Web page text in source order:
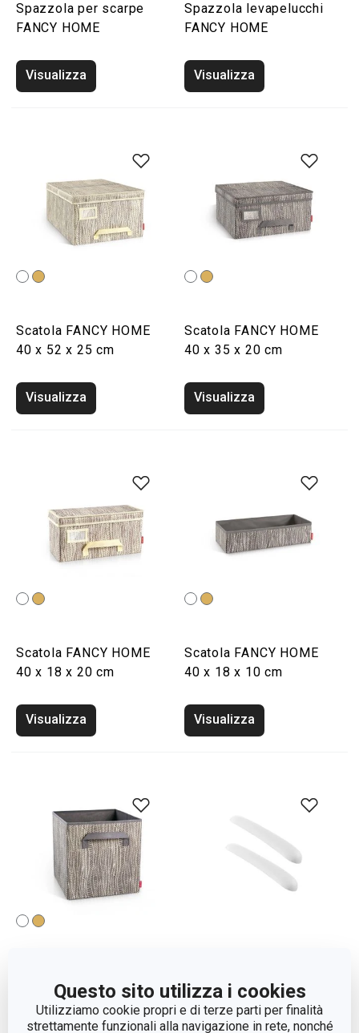
Questo sito utilizza i cookies
Utilizziamo cookie propri e di terze parti per finalità
strettamente funzionali alla navigazione in rete, nonché
Spazzola per scarpe
FANCY HOME
Visualizza
Spazzola levapelucchi
FANCY HOME
Visualizza
Scatola FANCY HOME
40 x 52 x 25 cm
Visualizza
Scatola FANCY HOME
40 x 35 x 20 cm
Visualizza
Scatola FANCY HOME
40 x 18 x 20 cm
Visualizza
Scatola FANCY HOME
40 x 18 x 10 cm
Visualizza
30 x 30 x 30 cm
appendiabiti FANCY
HOME, 2 pz